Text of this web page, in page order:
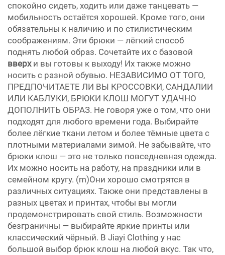
спокойно сидеть, ходить или даже танцевать —
мобильность остаётся хорошей. Кроме того, они
обязательны к наличию и по стилистическим
соображениям. Эти брюки — лёгкий способ
поднять любой образ. Сочетайте их с базовой
вверх и вы готовы к выходу! Их также можно
носить с разной обувью. НЕЗАВИСИМО ОТ ТОГО,
ПРЕДПОЧИТАЕТЕ ЛИ ВЫ КРОССОВКИ, САНДАЛИИ
ИЛИ КАБЛУКИ, БРЮКИ КЛОШ МОГУТ УДАЧНО
ДОПОЛНИТЬ ОБРАЗ. Не говоря уже о том, что они
подходят для любого времени года. Выбирайте
более лёгкие ткани летом и более тёмные цвета с
плотными материалами зимой. Не забывайте, что
брюки клош — это не только повседневная одежда.
Их можно носить на работу, на праздники или в
семейном кругу. (m)Они хорошо смотрятся в
различных ситуациях. Также они представлены в
разных цветах и принтах, чтобы вы могли
продемонстрировать свой стиль. Возможности
безграничны — выбирайте яркие принты или
классический чёрный. В Jiayi Clothing у нас
большой выбор брюк клош на любой вкус. Так что,